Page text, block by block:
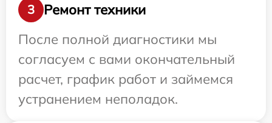
3
Ремонт техники
После полной диагностики мы
согласуем с вами окончательный
расчет, график работ и займемся
устранением неполадок.